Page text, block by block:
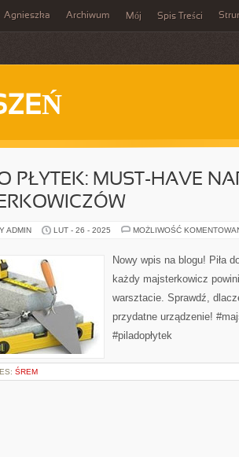
Agnieszka Archiwum Mój Spis Treści
PŁYTEK: MUST-HAVE
ADMIN LUT - 26 - 2025 MOŻLIWOŚĆ
Nowy wpis na blogu! Piła
każdy majsterkowicz
warsztacie. Sprawdź,
przydatne urządzenie!
#piladopłytek
ŚREM